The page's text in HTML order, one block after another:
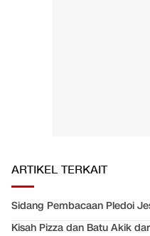
ARTIKEL TERKAIT
Sidang Pembacaan Pledoi
Kisah Pizza dan Batu Akik